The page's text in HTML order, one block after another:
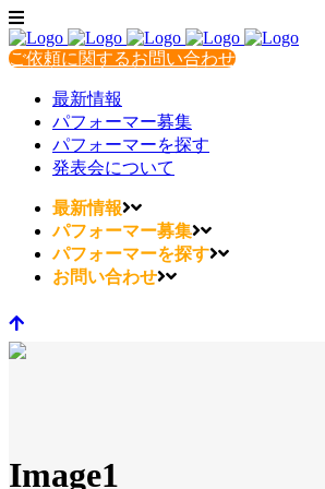
ご依頼に関するお問い合わせ
最新情報
パフォーマー募集
パフォーマーを探す
発表会について
最新情報
パフォーマー募集
パフォーマーを探す
お問い合わせ
Image1